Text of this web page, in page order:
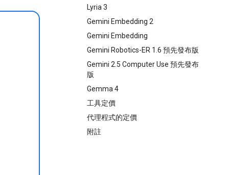
Lyria 3
Gemini Embedding 2
Gemini Embedding
Gemini Robotics-ER 1.6 預先發布版
Gemini 2.5 Computer Use 預先發布
版
Gemma 4
工具定價
代理程式的定價
附註